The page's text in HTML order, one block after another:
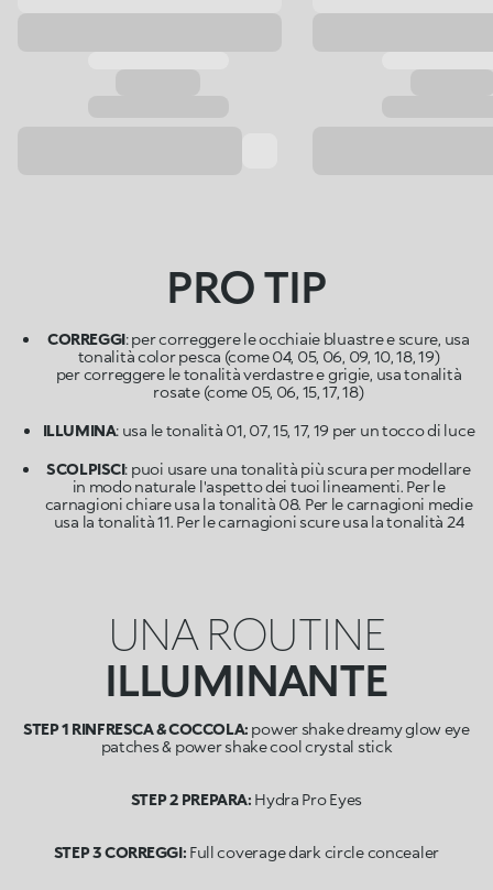
PRO TIP
CORREGGI: per correggere le occhiaie bluastre e scure, usa
tonalità color pesca (come 04, 05, 06, 09, 10, 18, 19)
per correggere le tonalità verdastre e grigie, usa tonalità
rosate (come 05, 06, 15, 17, 18)
ILLUMINA: usa le tonalità 01, 07, 15, 17, 19 per un tocco di luce
SCOLPISCI: puoi usare una tonalità più scura per modellare
in modo naturale l'aspetto dei tuoi lineamenti. Per le
carnagioni chiare usa la tonalità 08. Per le carnagioni medie
usa la tonalità 11. Per le carnagioni scure usa la tonalità 24
UNA ROUTINE
ILLUMINANTE
STEP 1 RINFRESCA & COCCOLA: power shake dreamy glow eye
patches & power shake cool crystal stick
STEP 2 PREPARA: Hydra Pro Eyes
STEP 3 CORREGGI: Full coverage dark circle concealer